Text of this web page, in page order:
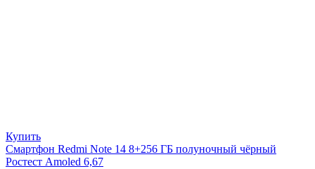
Купить
Смартфон Redmi Note 14 8+256 ГБ полуночный чёрный
Ростест Amoled 6,67